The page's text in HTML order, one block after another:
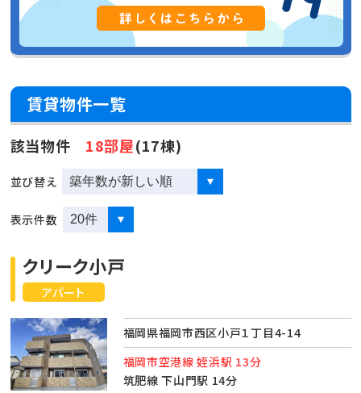
賃貸物件一覧
該当物件 18部屋(17棟)
並び替え
表示件数
アパート
クリーク小戸
福岡県福岡市西区小戸１丁目4-14
福岡市空港線 姪浜駅 13分
筑肥線 下山門駅 14分